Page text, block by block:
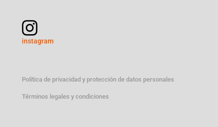
instagram
Política de privacidad y protección de datos personales
Términos legales y condiciones